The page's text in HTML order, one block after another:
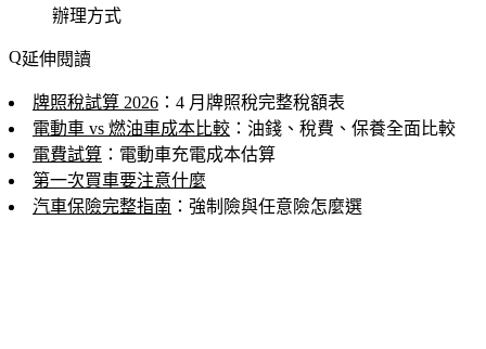
辦理方式
延伸閱讀
牌照稅試算 2026 ：4 月牌照稅完整稅額表
電動車 vs 燃油車成本比較 ：油錢、稅費、保養全面比較
電費試算 ：電動車充電成本估算
第一次買車要注意什麼
汽車保險完整指南 ：強制險與任意險怎麼選